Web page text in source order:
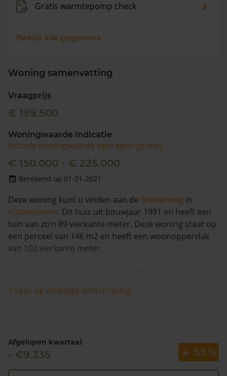
Gratis warmtepomp check
Bekijk alle gegevens
Woning samenvatting
Vraagprijs
€ 199.500
Woningwaarde indicatie
Actuele woningwaarde opvragen (gratis)
€ 150.000 - € 225.000
Berekend op 01-01-2021
Deze woning kunt u vinden aan de Brevierweg in
Klazienaveen. Dit huis uit bouwjaar 1991 en heeft een
tuin van zo’n 89 vierkante meter. Deze woning staat op
een perceel van 146 m2 en heeft een woonoppervlak
van 102 vierkante meter.
is in de afgelopen 12 maanden met meer dan 5% in
waarde gestegen. Er zijn vanaf 1993 totaal 2 verkopen
€144.000 (2020). Volgens Kadasterdata is de kans laag
dat deze waarde te hoog is en dat er bespaard zou
kunnen worden op de gemeentelijke belastingen. Met
+ Lees de volledige omschrijving
Afgelopen kwartaal:
- €9.335 5,5 %